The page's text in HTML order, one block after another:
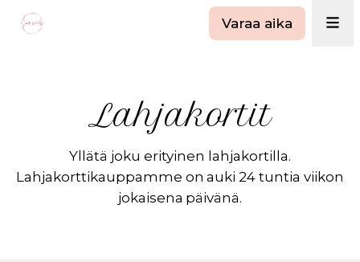
Varaa aika
Lahjakortit
Yllätä joku erityinen lahjakortilla.
Lahjakorttikauppamme on auki 24 tuntia viikon
jokaisena päivänä.